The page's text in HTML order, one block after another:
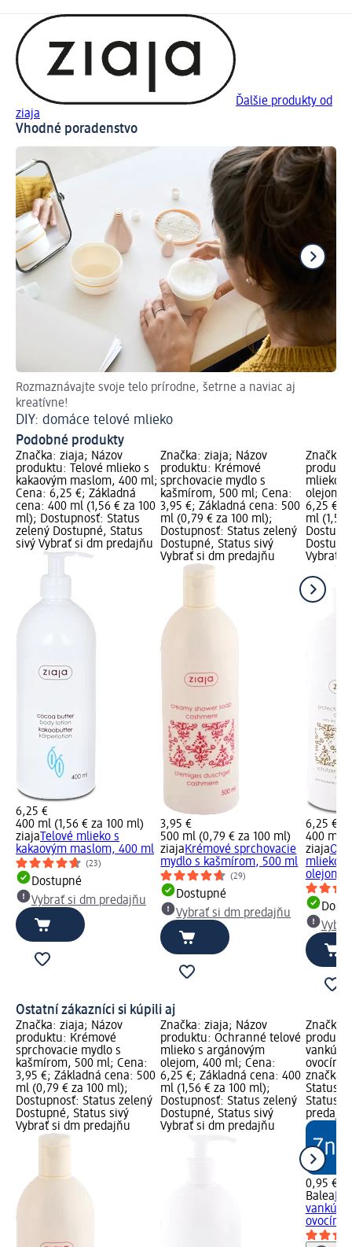
Ďalšie produkty od
ziaja
Vhodné poradenstvo
Rozmaznávajte svoje telo prírodne, šetrne a naviac aj
kreatívne!
DIY: domáce telové mlieko
Podobné produkty
Značka: ziaja; Názov
produktu: Telové mlieko s
kakaovým maslom, 400 ml;
Cena: 6,25 €; Základná
cena: 400 ml (1,56 € za 100
ml); Dostupnosť: Status
zelený Dostupné, Status
sivý Vybrať si dm predajňu
6,25 €
400 ml (1,56 € za 100 ml)
ziaja Telové mlieko s
kakaovým maslom, 400 ml
(23)
Dostupné
Vybrať si dm predajňu
Značka: ziaja; Názov
produktu: Krémové
sprchovacie mydlo s
kašmírom, 500 ml; Cena:
3,95 €; Základná cena: 500
ml (0,79 € za 100 ml);
Dostupnosť: Status zelený
Dostupné, Status sivý
Vybrať si dm predajňu
3,95 €
500 ml (0,79 € za 100 ml)
ziajaKrémové sprchovacie
mydlo s kašmírom, 500 ml
(29)
Dostupné
Vybrať si dm predajňu
Značka:
mlieko s
olejom,
6,25 €;
ml (1,56
Vybrať
6,25 €
400 ml
ziaja
mlieko s
olejom,
Ostatní zákazníci si kúpili aj
Značka: ziaja; Názov
produktu: Krémové
sprchovacie mydlo s
kašmírom, 500 ml; Cena:
3,95 €; Základná cena: 500
ml (0,79 € za 100 ml);
Dostupnosť: Status zelený
Dostupné, Status sivý
Vybrať si dm predajňu
Značka: ziaja; Názov
produktu: Ochranné telové
mlieko s argánovým
olejom, 400 ml; Cena:
6,25 €; Základná cena: 400
ml (1,56 € za 100 ml);
Dostupnosť: Status zelený
Dostupné, Status sivý
Vybrať si dm predajňu
Značka:
ovocím;
značka
Status
Status
predajňu
0,95 €
Balea
ovocím